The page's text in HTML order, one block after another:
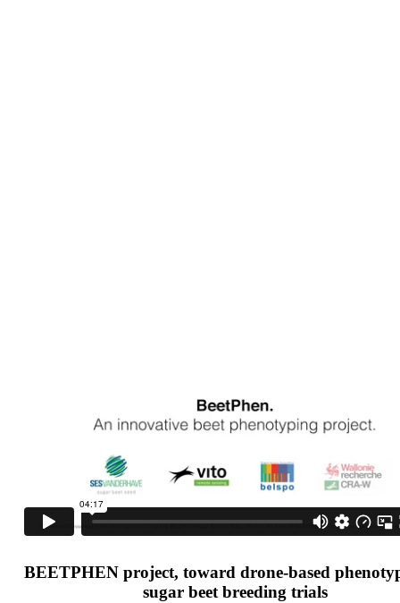
BEETPHEN project, toward drone-based
sugar beet breeding trials